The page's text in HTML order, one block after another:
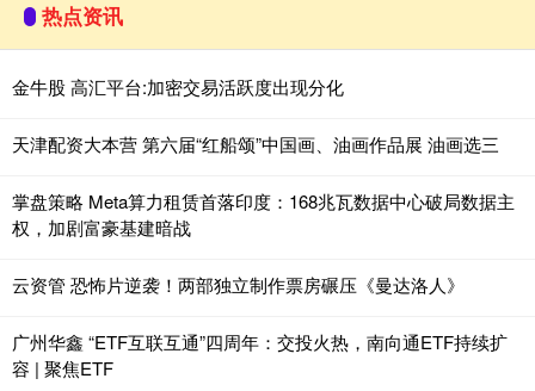
热点资讯
金牛股 高汇平台:加密交易活跃度出现分化
天津配资大本营 第六届“红船颂”中国画、油画作品展 油画选三
掌盘策略 Meta算力租赁首落印度：168兆瓦数据中心破局数据主
权，加剧富豪基建暗战
云资管 恐怖片逆袭！两部独立制作票房碾压《曼达洛人》
广州华鑫 “ETF互联互通”四周年：交投火热，南向通ETF持续扩
容 | 聚焦ETF